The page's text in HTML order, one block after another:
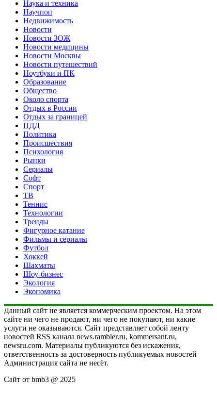
Наука и техника
Научпоп
Недвижимость
Новости
Новости ЗОЖ
Новости медицины
Новости Москвы
Новости путешествий
Ноутбуки и ПК
Образование
Общество
Около спорта
Отдых в России
Отдых за границей
ПДД
Политика
Происшествия
Психология
Рынки
Сериалы
Софт
Спорт
ТВ
Теннис
Технологии
Тренды
Фигурное катание
Фильмы и сериалы
Футбол
Хоккей
Шахматы
Шоу-бизнес
Экология
Экономика
Данный сайт не является коммерческим проектом. На этом
сайте ни чего не продают, ни чего не покупают, ни какие
услуги не оказываются. Сайт представляет собой ленту
новостей RSS канала news.rambler.ru, kommersant.ru,
newsru.com. Материалы публикуются без искажения,
ответственность за достоверность публикуемых новостей
Администрация сайта не несёт.
Сайт от bmb3 @ 2025